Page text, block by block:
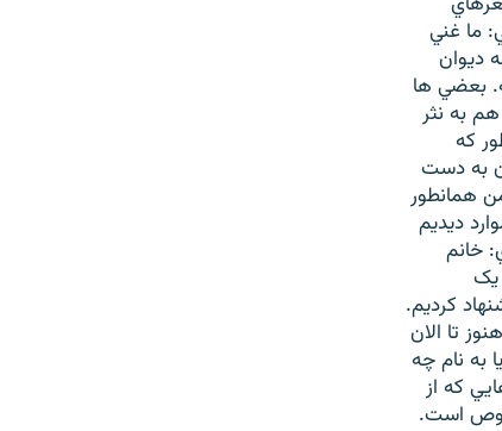
ما غني
ديوان
بعضي ها
به نثر
که
به دست
همانطور
ديديم
خانم
يک
کرديم.
تا الان
به نام چه
که از
است.